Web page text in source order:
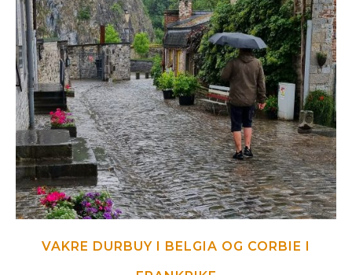
VAKRE DURBUY I BELGIA OG CORBIE I